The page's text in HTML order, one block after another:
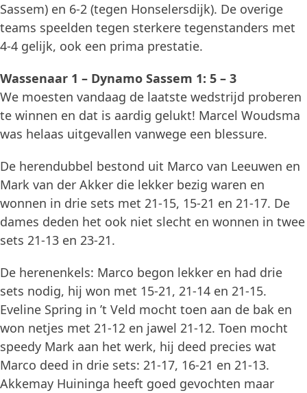
Sassem) en 6-2 (tegen Honselersdijk). De overige
teams speelden tegen sterkere tegenstanders met
4-4 gelijk, ook een prima prestatie.
Wassenaar 1 – Dynamo Sassem 1: 5 – 3
We moesten vandaag de laatste wedstrijd proberen
te winnen en dat is aardig gelukt! Marcel Woudsma
was helaas uitgevallen vanwege een blessure.
De herendubbel bestond uit Marco van Leeuwen en
Mark van der Akker die lekker bezig waren en
wonnen in drie sets met 21-15, 15-21 en 21-17. De
dames deden het ook niet slecht en wonnen in twee
sets 21-13 en 23-21.
De herenenkels: Marco begon lekker en had drie
sets nodig, hij won met 15-21, 21-14 en 21-15.
Eveline Spring in ’t Veld mocht toen aan de bak en
won netjes met 21-12 en jawel 21-12. Toen mocht
speedy Mark aan het werk, hij deed precies wat
Marco deed in drie sets: 21-17, 16-21 en 21-13.
Akkemay Huininga heeft goed gevochten maar